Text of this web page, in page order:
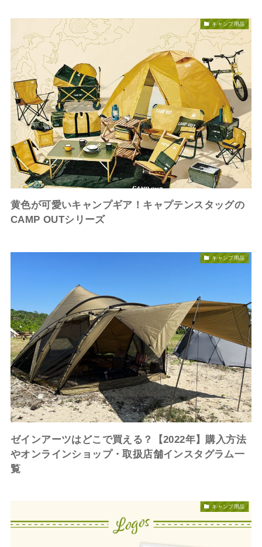
キャンプ用品
黄色が可愛いキャンプギア！キャプテンスタッグの
CAMP OUTシリーズ
キャンプ用品
ゼインアーツはどこで買える？【2022年】購入方法
やオンラインショップ・取扱店舗インスタグラム一
覧
キャンプ用品